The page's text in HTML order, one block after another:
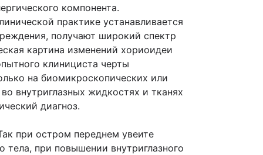
компонента.
практике устанавливается
получают широкий спектр
картина измене­ний хориоидеи
клинициста черты
на биомикроскопических или
внутриглазных жидкостях и тканях
диагноз.
при остром переднем увеите
тела, при повышении внутриглазного